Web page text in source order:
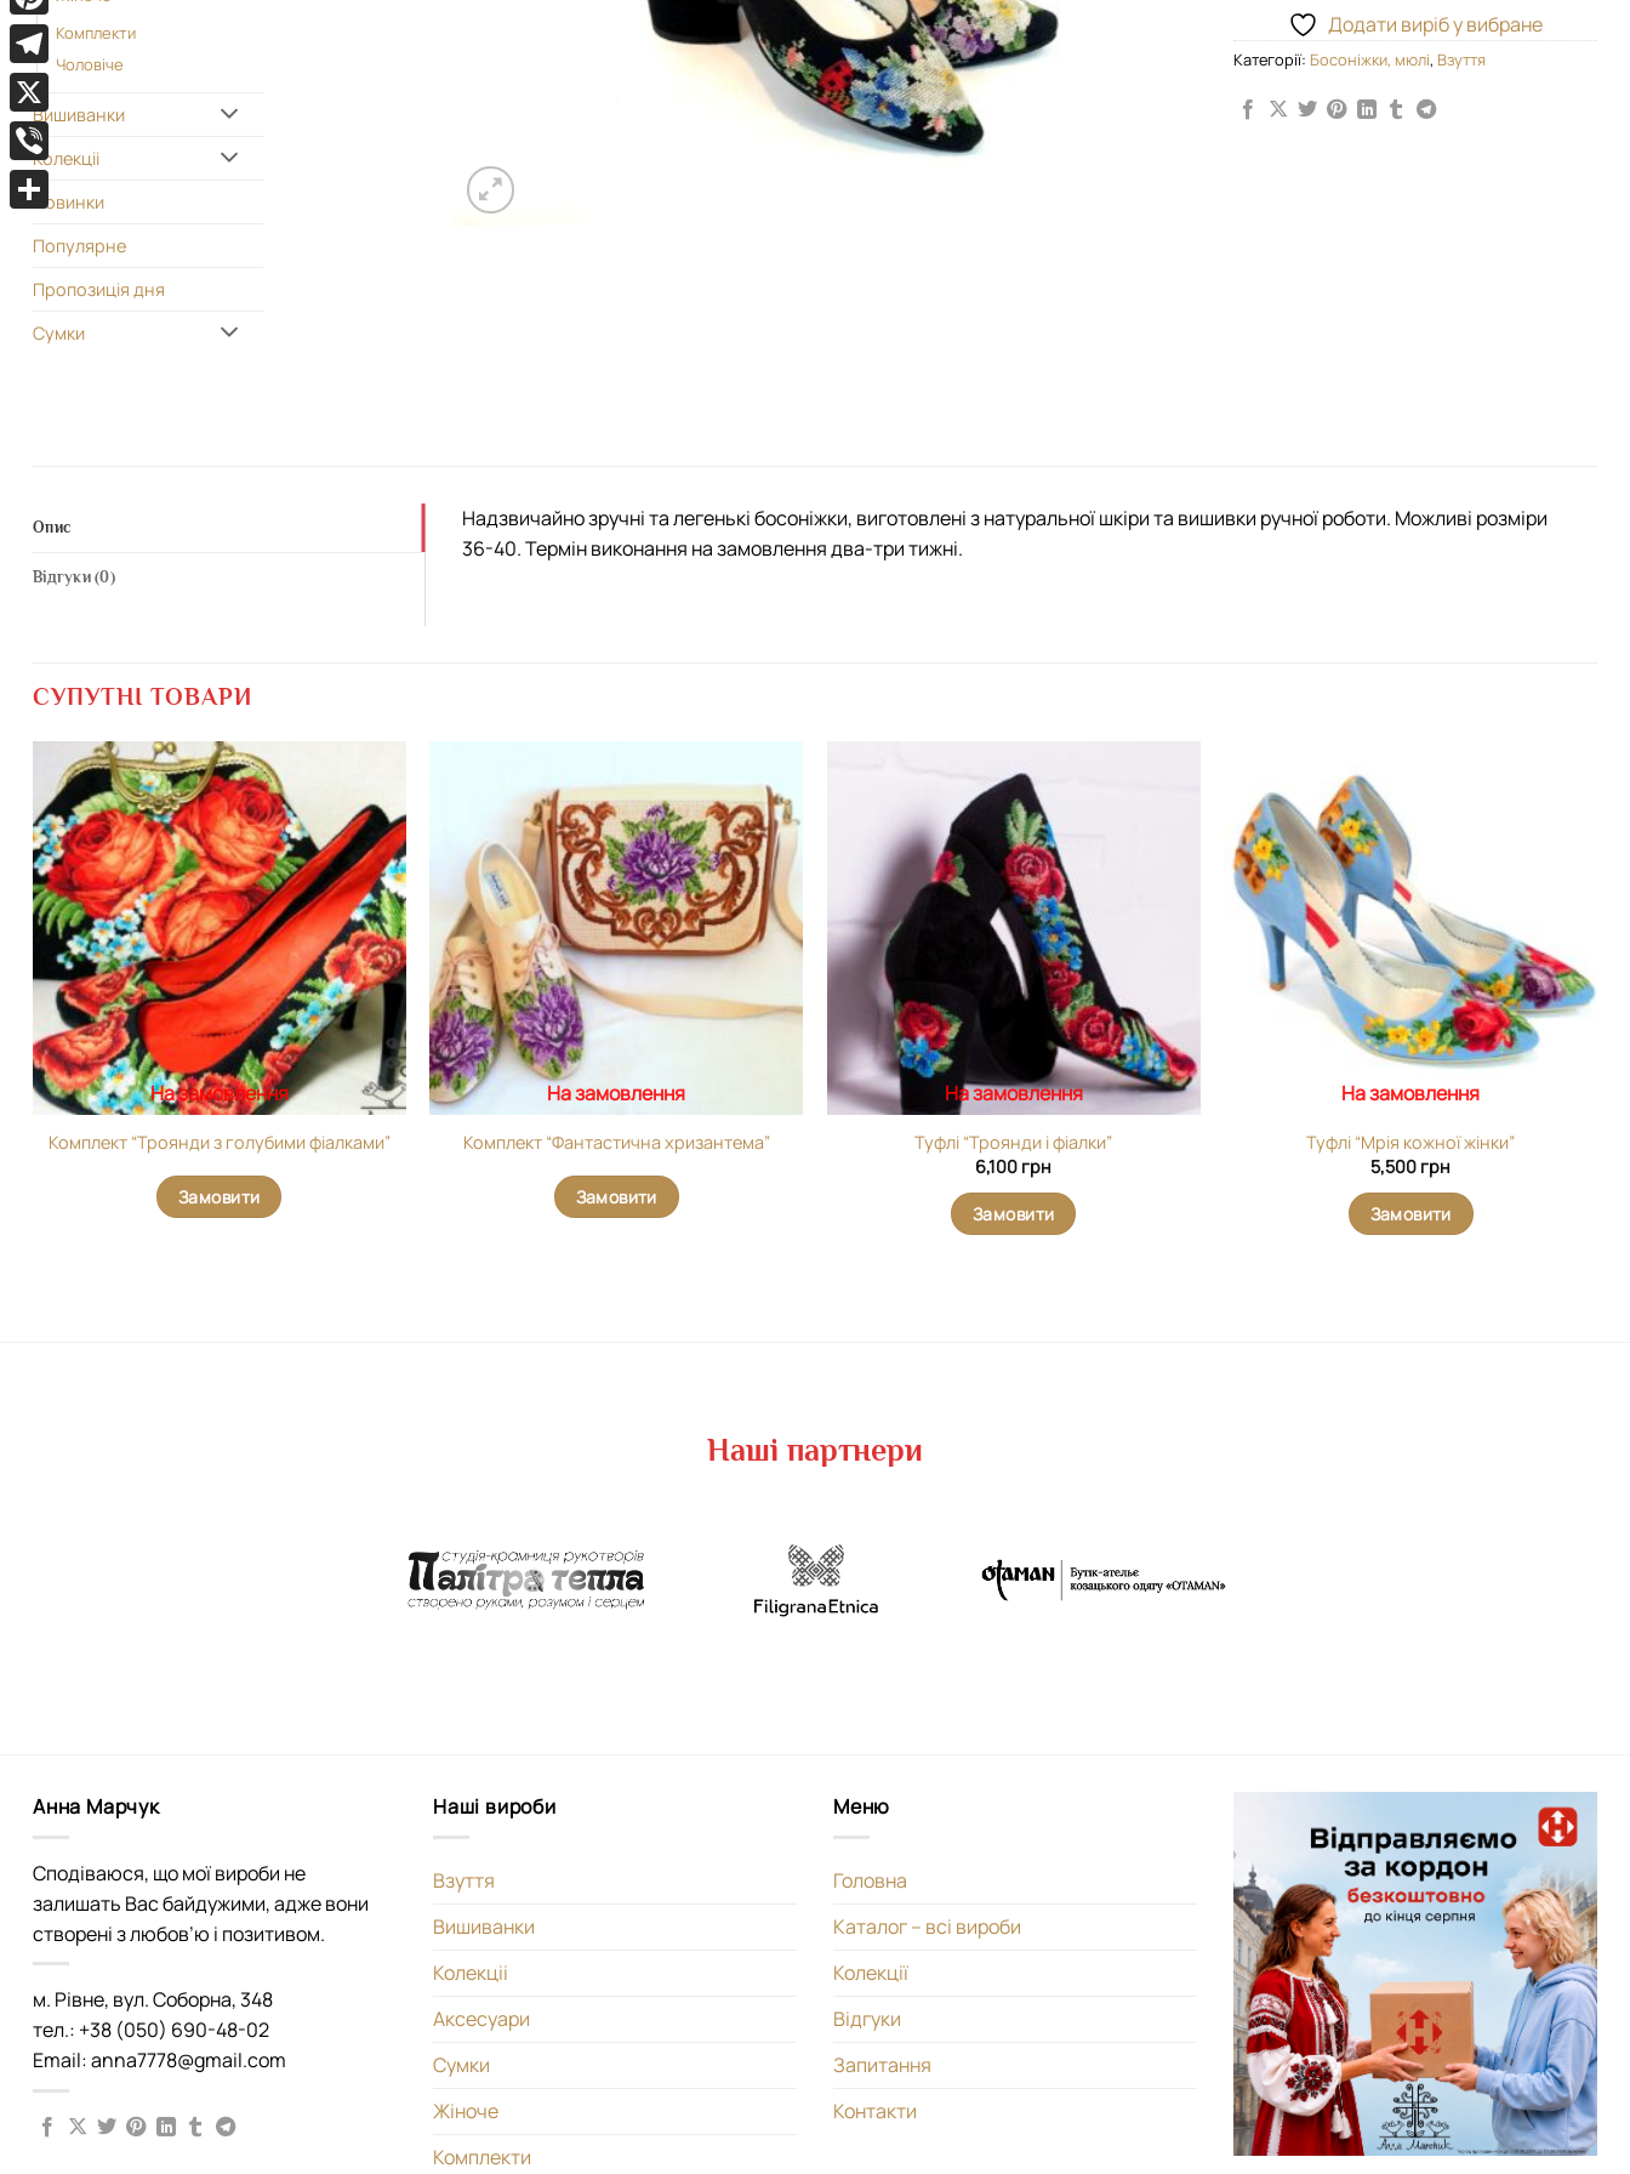
Комплекти
Чоловіче
Вишиванки
Колекціі
Новинки
Популярне
Пропозиція дня
Сумки
Додати виріб у вибране
Категорії: Босоніжки, мюлі, Взуття
Опис
Відгуки (0)
Надзвичайно зручні та легенькі босоніжки, виготовлені з натуральної шкіри та вишивки ручної роботи. Можливі розміри
36-40. Термін виконання на замовлення два-три тижні.
СУПУТНІ ТОВАРИ
Додати
виріб у
вибране
На замовлення
Комплект “Троянди з голубими фіалками”
Замовити
Додати
виріб у
вибране
На замовлення
Комплект “Фантастична хризантема”
Замовити
На замовлення
Туфлі “Троянди і фіалки”
6,100 грн
Замовити
На замовлення
Туфлі “Мрія кожної жінки”
5,500 грн
Замовити
Наші партнери
Анна Марчук
Сподіваюся, що мої вироби не
залишать Вас байдужими, адже вони
створені з любов’ю і позитивом.
м. Рівне, вул. Соборна, 348
тел.: +38 (050) 690-48-02
Email: anna7778@gmail.com
Наші вироби
Взуття
Вишиванки
Колекціі
Аксесуари
Сумки
Жіноче
Комплекти
Меню
Головна
Каталог – всі вироби
Колекції
Відгуки
Запитання
Контакти
Pinterest
Telegram
X
Viber